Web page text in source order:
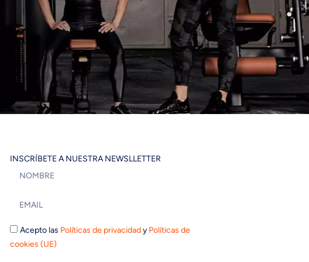
INSCRÍBETE A NUESTRA NEWSLLETTER
Acepto las Políticas de privacidady Políticas de
cookies (UE)